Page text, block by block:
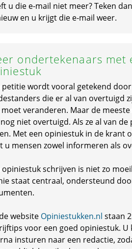
u die e-mail niet meer? Teken dan
en u krijgt die e-mail weer.
ondertekenaars met
petitie wordt vooral getekend door
die er al van overtuigd
veranderen. Maar de
niet overtuigd. Als ze al van de
Met een opiniestuk in de krant
u mensen zowel informeren als
opiniestuk schrijven is niet zo
staat centraal, ondersteund
website Opiniestukken.nl staan
voor een goed opiniestuk. U
insturen naar een redactie,